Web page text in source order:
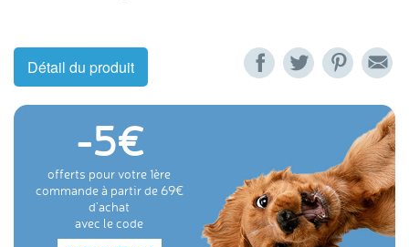
Détail du produit
-5
offerts pour votre 1ère
commande à partir de 69
d'achat
avec le code